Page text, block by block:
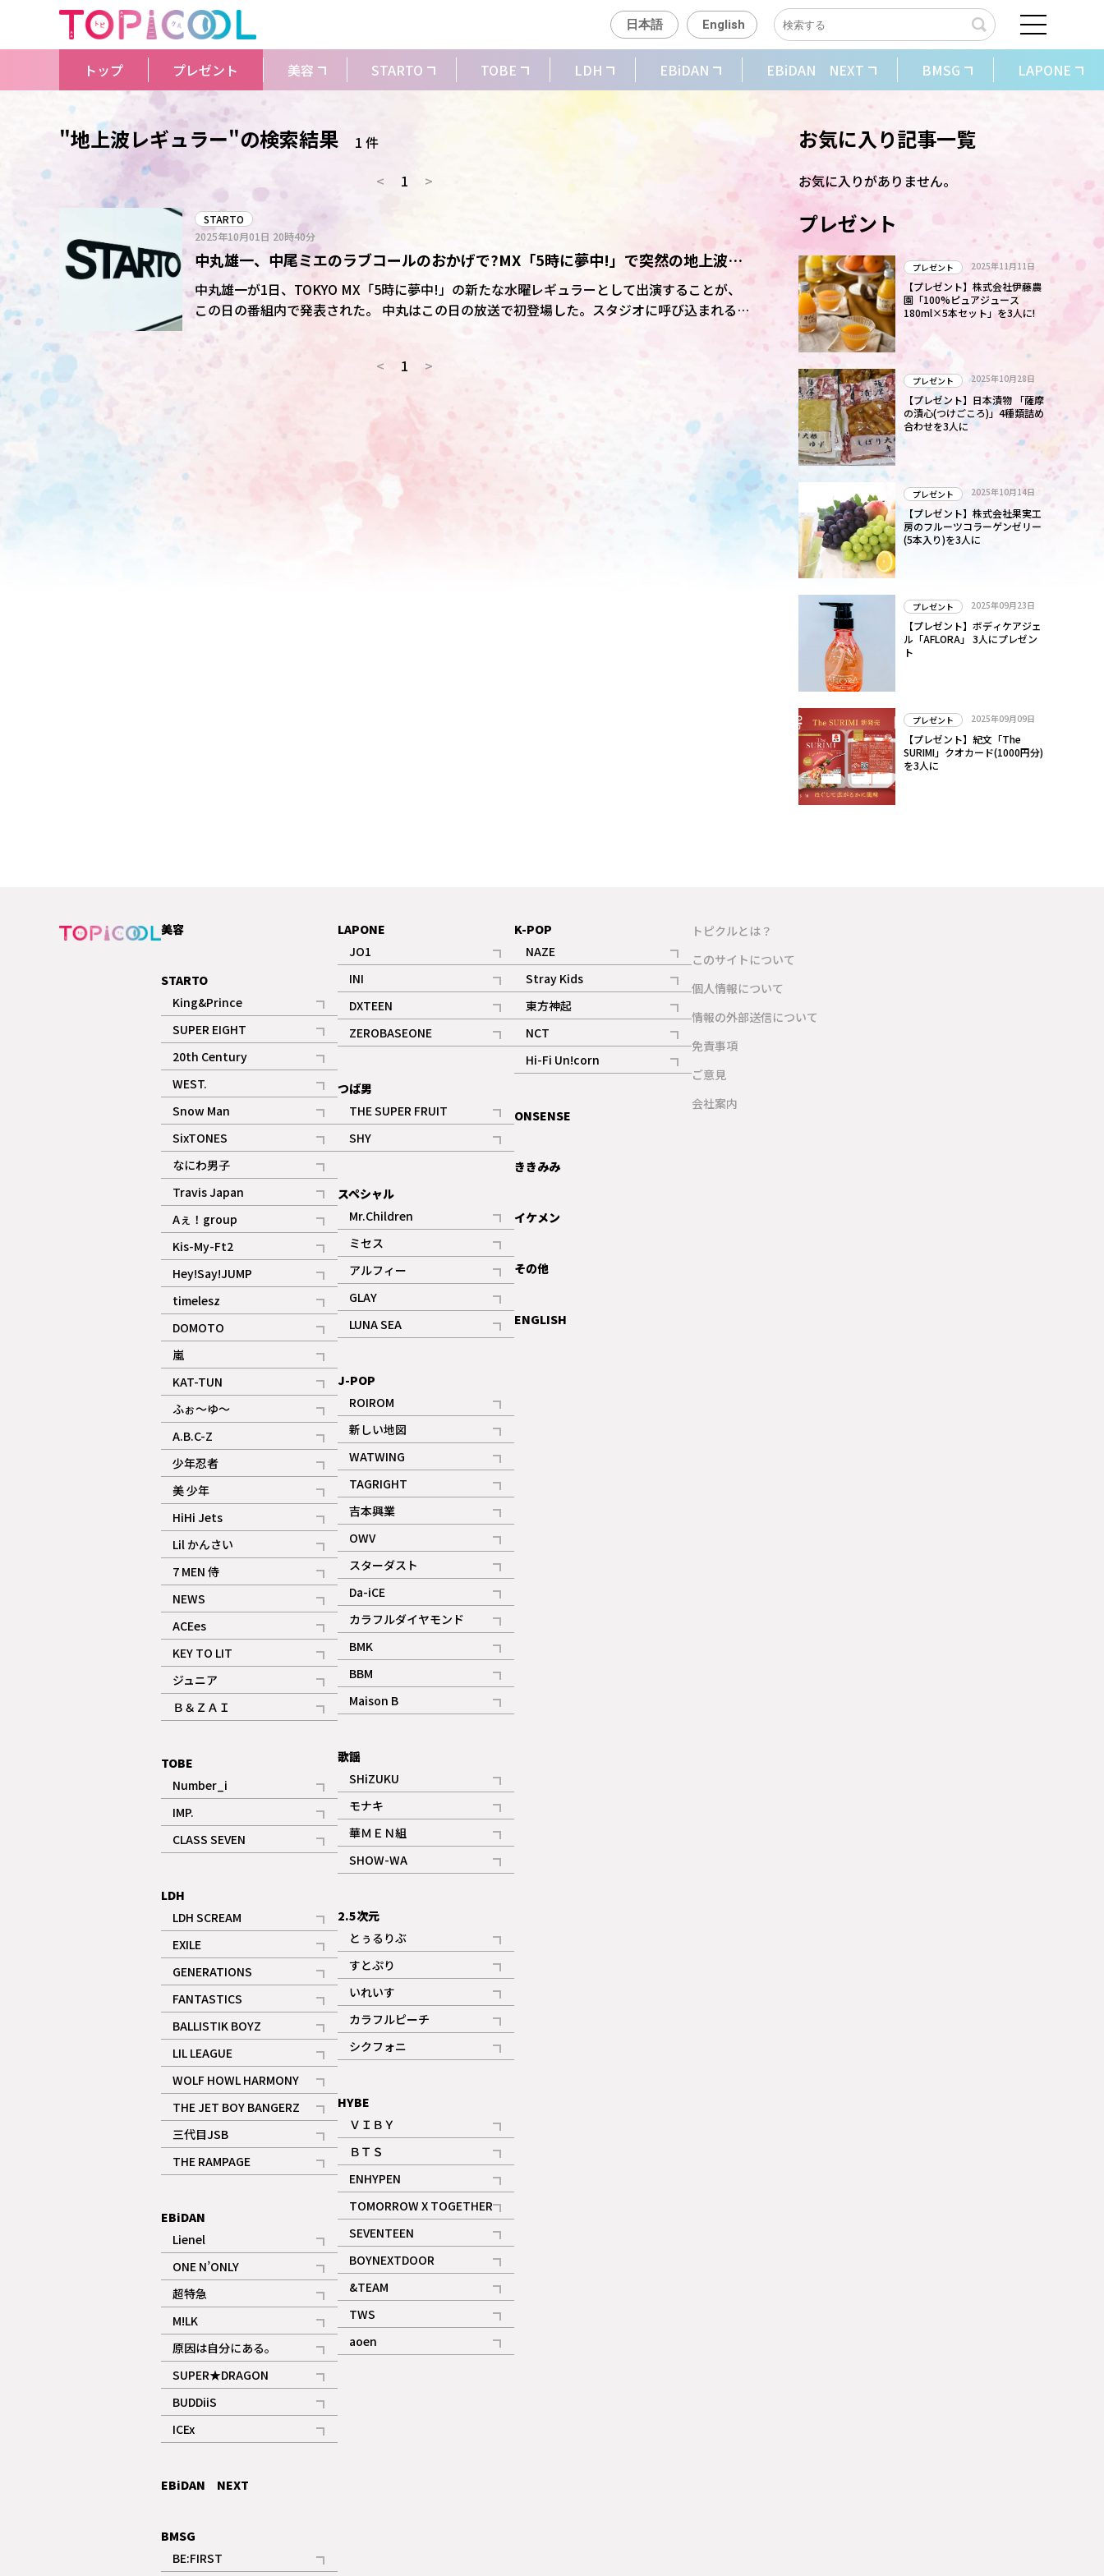
日本語 English
トップ プレゼント 美容 STARTO TOBE LDH EBiDAN EBiDAN NEXT BMSG LAPONE
"地上波レギュラー"の検索結果
1 件
<
1 >
STARTO
2025年10月01日 20時40分
中丸雄一、中尾ミエのラブコールのおかげで?MX「5時に夢中!」で突然の地上波レ
ギュラー復帰、頭下げながら「失礼します～」
中丸雄一が1日、TOKYO MX「5時に夢中!」の新たな水曜レギュラーとして出演することが、
この日の番組内で発表された。 中丸はこの日の放送で初登場した。スタジオに呼び込まれる
と、「失礼します～」と頭を下げながら登場。MCの垣花正は「出た!うそでしょ?やば!」と声
包まれるスタジオに、中丸は「こんなにスタッフさんバカ笑いするんですか?」と目を丸くし
演し、地上波番組に復帰した。しかし、テレビ朝日系「家事ヤロウ!!!」など、レギュラー番組
への復帰はかなわぬままで、番組も9月末で終了した。中丸にとっては活動再開以来、初めて
の地上波レギュラー番組復帰となった。
< 1 >
お気に入り記事一覧
お気に入りがありません。
プレゼント
プレゼント 2025年11月11日
【プレゼント】株式会社伊藤農
園「100%ピュアジュース
180ml×5本セット」を3人に!
プレゼント 2025年10月28日
【プレゼント】日本漬物 「薩摩
の漬心(つけごころ)」4種類詰め
合わせを3人に
プレゼント 2025年10月14日
【プレゼント】株式会社果実工
房のフルーツコラーゲンゼリー
(5本入り)を3人に
プレゼント 2025年09月23日
【プレゼント】ボディケアジェ
ル「AFLORA」 3人にプレゼン
ト
プレゼント 2025年09月09日
【プレゼント】紀文「The
SURIMI」クオカード(1000円分)
を3人に
美容
STARTO
King&Prince
記事
SUPER EIGHT
記事
20th Century
記事
WEST.
記事
Snow Man
記事
ギャラリー
SixTONES
記事
ギャラリー
なにわ男子
記事
Travis Japan
記事
Aぇ！group
記事
Kis-My-Ft2
記事
ギャラリー
Hey!Say!JUMP
記事
timelesz
記事
DOMOTO
記事
嵐
記事
KAT-TUN
記事
ふぉ～ゆ～
記事
A.B.C-Z
記事
ギャラリー
少年忍者
記事
美 少年
記事
HiHi Jets
記事
Lil かんさい
記事
7 MEN 侍
記事
NEWS
記事
ACEes
記事
KEY TO LIT
記事
ジュニア
記事
Ｂ＆ＺＡＩ
記事
TOBE
Number_i
記事
IMP.
記事
CLASS SEVEN
記事
LDH
LDH SCREAM
記事
EXILE
記事
GENERATIONS
記事
FANTASTICS
記事
BALLISTIK BOYZ
記事
LIL LEAGUE
記事
WOLF HOWL HARMONY
記事
THE JET BOY BANGERZ
記事
三代目JSB
記事
THE RAMPAGE
記事
EBiDAN
Lienel
記事
ONE N’ONLY
記事
超特急
記事
ギャラリー
M!LK
記事
原因は自分にある。
記事
SUPER★DRAGON
記事
BUDDiiS
記事
ICEx
記事
EBiDAN NEXT
BMSG
BE:FIRST
LAPONE
JO1
記事
ギャラリー
INI
記事
ギャラリー
DXTEEN
記事
ギャラリー
ZEROBASEONE
記事
つば男
THE SUPER FRUIT
記事
ギャラリー
SHY
記事
スペシャル
Mr.Children
記事
ミセス
記事
アルフィー
記事
GLAY
記事
LUNA SEA
記事
J-POP
ROIROM
記事
新しい地図
記事
WATWING
記事
TAGRIGHT
記事
吉本興業
記事
OWV
記事
ギャラリー
スターダスト
記事
Da-iCE
記事
カラフルダイヤモンド
記事
BMK
記事
ギャラリー
BBM
記事
ギャラリー
Maison B
記事
歌謡
SHiZUKU
記事
モナキ
記事
華ＭＥＮ組
記事
SHOW-WA
記事
2.5次元
とぅるりぶ
記事
すとぷり
記事
ギャラリー
いれいす
記事
ギャラリー
カラフルピーチ
記事
シクフォニ
記事
HYBE
ＶＩＢＹ
記事
ＢＴＳ
記事
ENHYPEN
記事
TOMORROW X TOGETHER
記事
ギャラリー
SEVENTEEN
記事
BOYNEXTDOOR
記事
&TEAM
記事
ギャラリー
TWS
記事
aoen
記事
K-POP
NAZE
記事
Stray Kids
記事
東方神起
記事
NCT
記事
Hi-Fi Un!corn
記事
ONSENSE
ききみみ
イケメン
その他
ENGLISH
トピクルとは？
このサイトについて
個人情報について
情報の外部送信について
免責事項
ご意見
会社案内